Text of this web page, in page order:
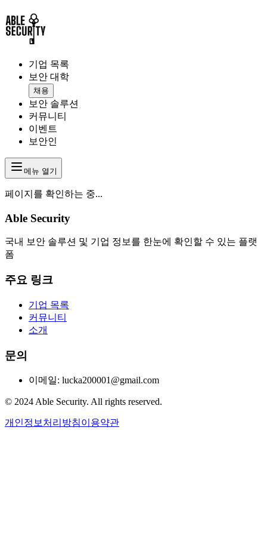
기업 목록
보안 대학
채용
보안 솔루션
커뮤니티
이벤트
보안인
메뉴 열기
페이지를 확인하는 중...
Able Security
국내 보안 솔루션 및 기업 정보를 한눈에 확인할 수 있는 플랫
폼
주요 링크
기업 목록
커뮤니티
소개
문의
이메일: lucka200001@gmail.com
© 2024 Able Security. All rights reserved.
개인정보처리방침이용약관